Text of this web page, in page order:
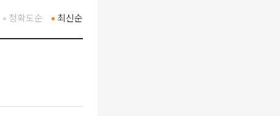
최신순
정확도순